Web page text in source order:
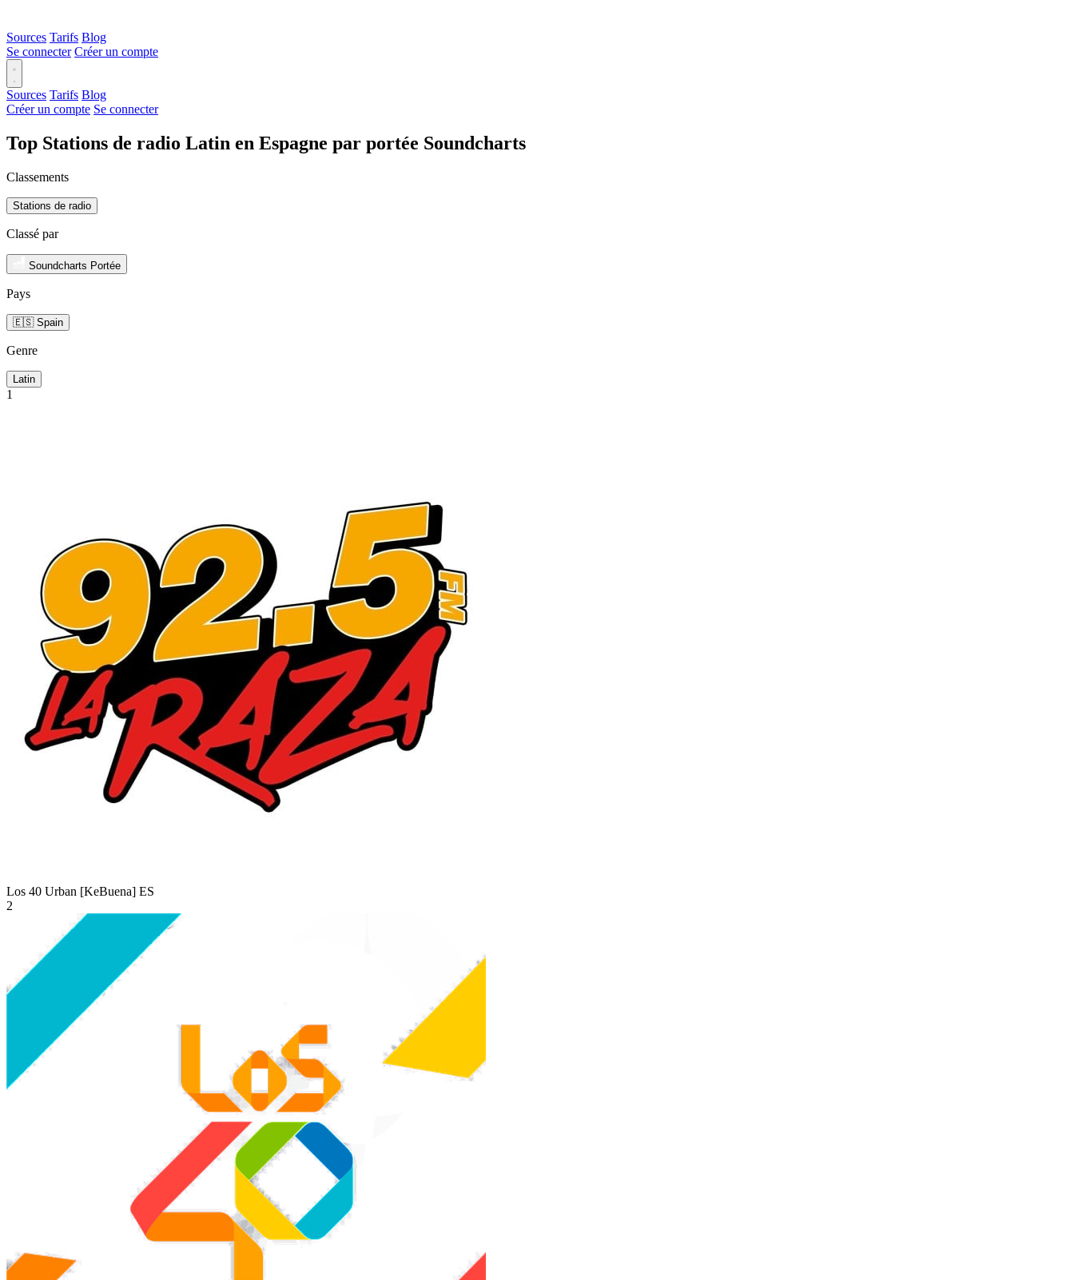
Sources Tarifs Blog
Se connecter Créer un compte
Sources Tarifs Blog
Créer un compte Se connecter
Top Stations de radio Latin en Espagne par portée Soundcharts
Classements
Stations de radio
Classé par
Soundcharts Portée
Pays
🇪🇸 Spain
Genre
Latin
1
Los 40 Urban [KeBuena] ES
2